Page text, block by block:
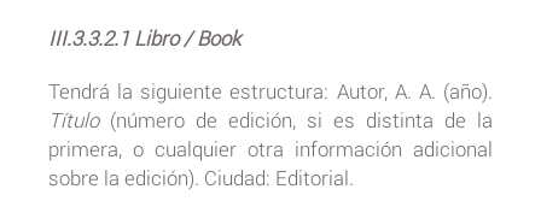
III.3.3.2.1 Libro / Book
Tendrá la siguiente estructura: Autor, A. A. (año).
Título(número de edición, si es distinta de la
primera, o cualquier otra información adicional
sobre la edición). Ciudad: Editorial.